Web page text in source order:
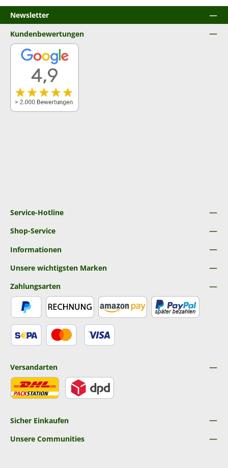
Newsletter
Service-Hotline
Shop-Service
Informationen
Unsere wichtigsten Marken
Sicher Einkaufen
Kundenbewertungen
Unsere Communities
Zahlungsarten
Versandarten